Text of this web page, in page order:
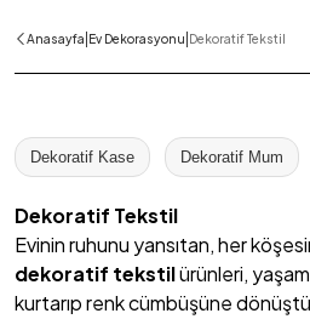
Anasayfa Ev Dekorasyonu Dekoratif Tekstil
Dekoratif Kase Dekoratif Mum
Dekoratif Tekstil
Evinin ruhunu yansıtan, her
dekoratif tekstilürünleri, yaşam
kurtarıp renk cümbüşüne